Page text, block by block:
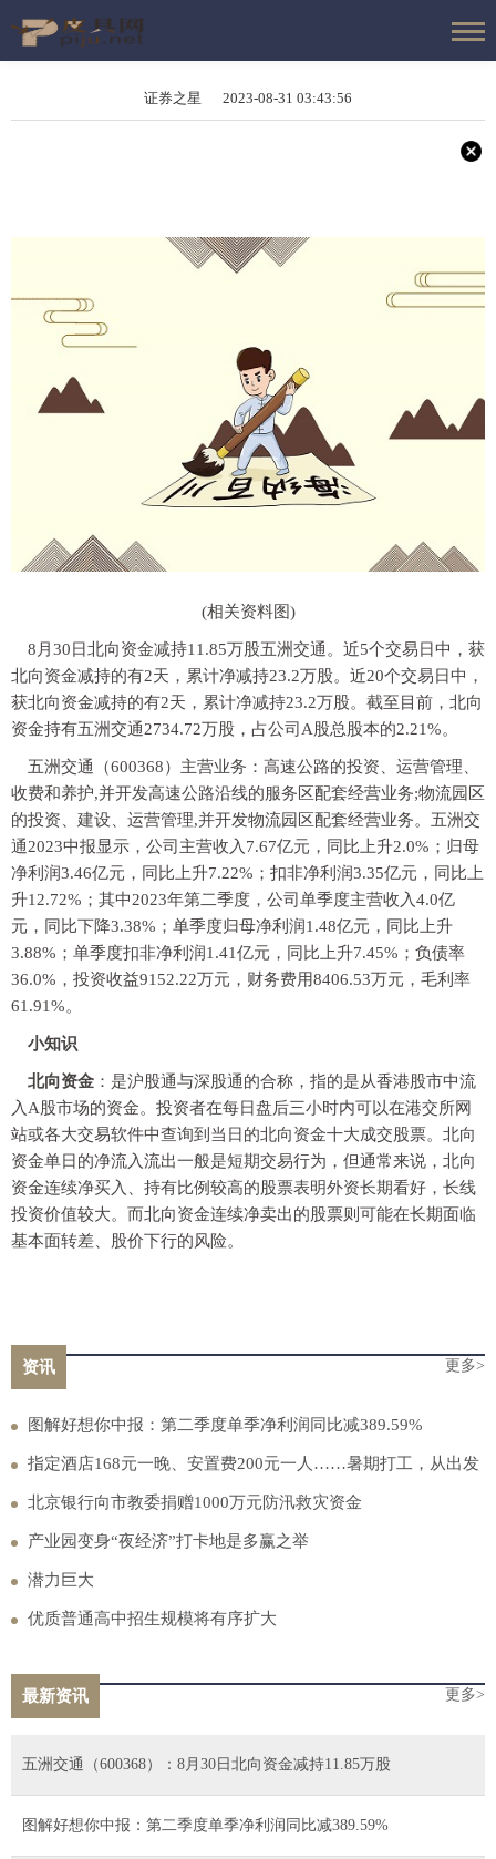
证券之星 2023-08-31 03:43:56
(相关资料图)
8月30日北向资金减持11.85万股五洲交通。近5个交易日中，获
北向资金减持的有2天，累计净减持23.2万股。近20个交易日中，
获北向资金减持的有2天，累计净减持23.2万股。截至目前，北向
资金持有五洲交通2734.72万股，占公司A股总股本的2.21%。
五洲交通（600368）主营业务：高速公路的投资、运营管理、
收费和养护,并开发高速公路沿线的服务区配套经营业务;物流园区
的投资、建设、运营管理,并开发物流园区配套经营业务。五洲交
通2023中报显示，公司主营收入7.67亿元，同比上升2.0%；归母
净利润3.46亿元，同比上升7.22%；扣非净利润3.35亿元，同比上
升12.72%；其中2023年第二季度，公司单季度主营收入4.0亿
元，同比下降3.38%；单季度归母净利润1.48亿元，同比上升
3.88%；单季度扣非净利润1.41亿元，同比上升7.45%；负债率
36.0%，投资收益9152.22万元，财务费用8406.53万元，毛利率
61.91%。
小知识
北向资金 ：是沪股通与深股通的合称，指的是从香港股市中流
入A股市场的资金。投资者在每日盘后三小时内可以在港交所网
站或各大交易软件中查询到当日的北向资金十大成交股票。北向
资金单日的净流入流出一般是短期交易行为，但通常来说，北向
资金连续净买入、持有比例较高的股票表明外资长期看好，长线
投资价值较大。而北向资金连续净卖出的股票则可能在长期面临
基本面转差、股价下行的风险。
资讯 更多>
图解好想你中报：第二季度单季净利润同比减389.59%
指定酒店168元一晚、安置费200元一人……暑期打工，从出发
到进厂，可能会遇上多少“套路”？
北京银行向市教委捐赠1000万元防汛救灾资金
产业园变身“夜经济”打卡地是多赢之举
潜力巨大
优质普通高中招生规模将有序扩大
最新资讯 更多>
五洲交通（600368）：8月30日北向资金减持11.85万股
图解好想你中报：第二季度单季净利润同比减389.59%